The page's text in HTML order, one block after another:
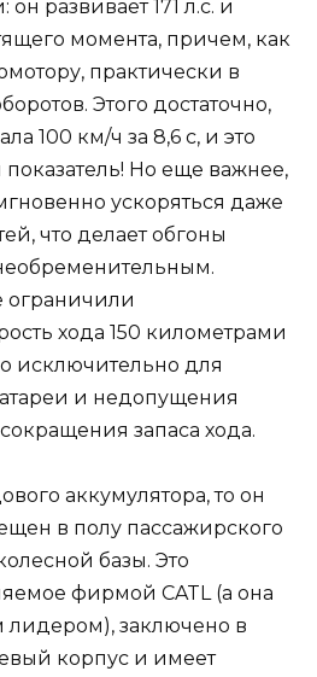
развивает 171 л.с. и
момента, причем, как
практически в
Этого достаточно,
100 км/ч за 8,6 с, и это
Но еще важнее,
ускоряться даже
что делает обгоны
ограничили
хода 150 километрами
исключительно для
и недопущения
запаса хода.
аккумулятора, то он
в полу пассажирского
базы. Это
фирмой CATL (а она
лидером), заключено в
корпус и имеет